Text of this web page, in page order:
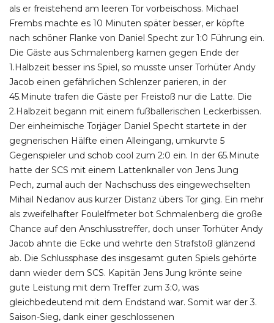
als er freistehend am leeren Tor vorbeischoss. Michael
Frembs machte es 10 Minuten später besser, er köpfte
nach schöner Flanke von Daniel Specht zur 1:0 Führung ein.
Die Gäste aus Schmalenberg kamen gegen Ende der
1.Halbzeit besser ins Spiel, so musste unser Torhüter Andy
Jacob einen gefährlichen Schlenzer parieren, in der
45.Minute trafen die Gäste per Freistoß nur die Latte. Die
2.Halbzeit begann mit einem fußballerischen Leckerbissen.
Der einheimische Torjäger Daniel Specht startete in der
gegnerischen Hälfte einen Alleingang, umkurvte 5
Gegenspieler und schob cool zum 2:0 ein. In der 65.Minute
hatte der SCS mit einem Lattenknaller von Jens Jung
Pech, zumal auch der Nachschuss des eingewechselten
Mihail Nedanov aus kurzer Distanz übers Tor ging. Ein mehr
als zweifelhafter Foulelfmeter bot Schmalenberg die große
Chance auf den Anschlusstreffer, doch unser Torhüter Andy
Jacob ahnte die Ecke und wehrte den Strafstoß glänzend
ab. Die Schlussphase des insgesamt guten Spiels gehörte
dann wieder dem SCS. Kapitän Jens Jung krönte seine
gute Leistung mit dem Treffer zum 3:0, was
gleichbedeutend mit dem Endstand war. Somit war der 3.
Saison-Sieg, dank einer geschlossenen